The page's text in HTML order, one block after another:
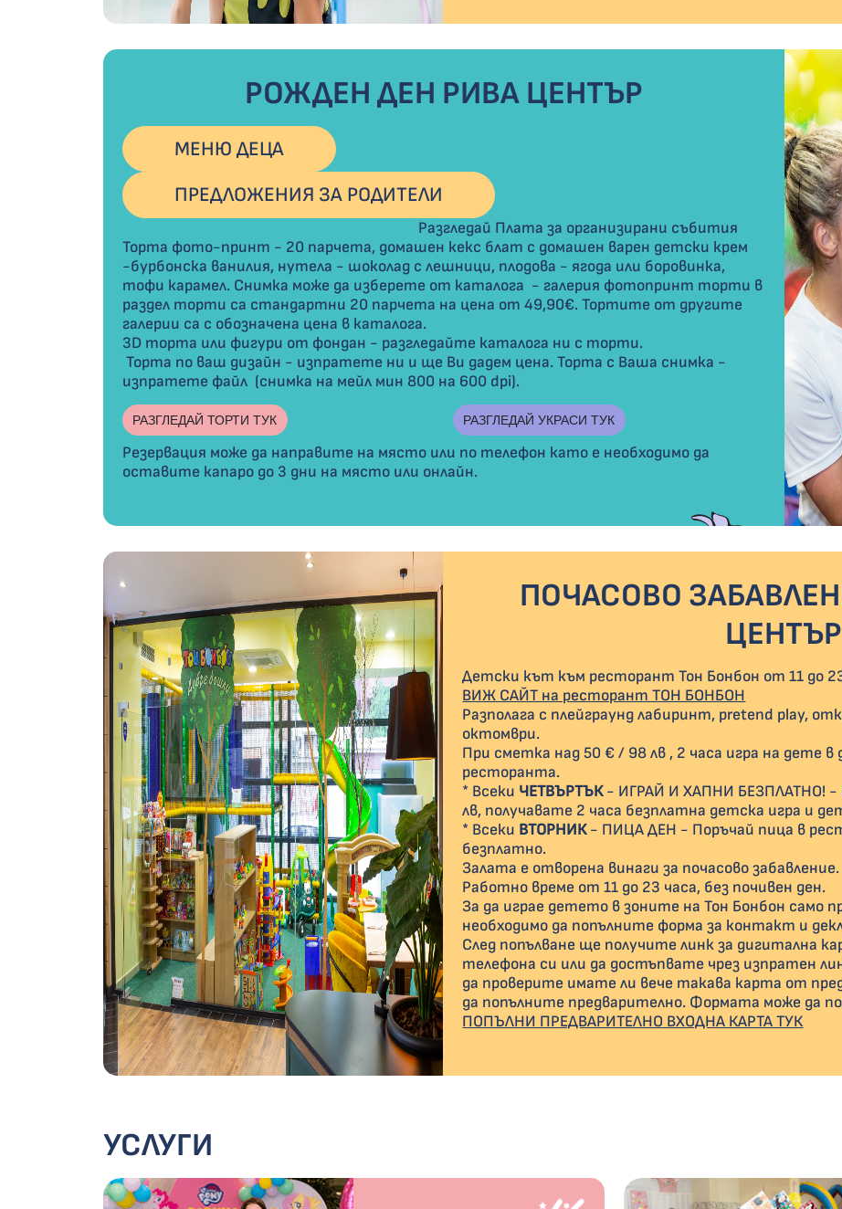
РОЖДЕН ДЕН РИВА ЦЕНТЪР
МЕНЮ ДЕЦА
ПРЕДЛОЖЕНИЯ ЗА РОДИТЕЛИ
Разгледай Плата за организирани събития
Торта фото-принт - 20 парчета, домашен кекс блат с домашен варен детски крем
-бурбонска ванилия, нутела - шоколад с лешници, плодова - ягода или боровинка,
тофи карамел. Снимка може да изберете от каталога - галерия фотопринт торти в
раздел торти са стандартни 20 парчета на цена от 49,90€. Тортите от другите
галерии са с обозначена цена в каталога.
3D торта или фигури от фондан - разгледайте каталога ни с торти.
Торта по ваш дизайн - изпратете ни и ще Ви дадем цена. Торта с Ваша снимка -
изпратете файл (снимка на мейл мин 800 на 600 dpi).
РАЗГЛЕДАЙ ТОРТИ ТУК РАЗГЛЕДАЙ УКРАСИ ТУК
Резервация може да направите на място или по телефон като е необходимо да
оставите капаро до 3 дни на място или онлайн.
ПОЧАСОВО
ЦЕНТЪР
Детски кът към ресторант Тон Бонбон от 11 до
ВИЖ САЙТ на ресторант ТОН БОНБОН
Разполага с плейграунд лабиринт, pretend play,
октомври.
При сметка над 50 € / 98 лв , 2 часа игра на дете
ресторанта.
* Всеки ЧЕТВЪРТЪК- ИГРАЙ И ХАПНИ БЕЗПЛАТНО! -
лв, получавате 2 часа безплатна детска игра и
* Всеки ВТОРНИК- ПИЦА ДЕН - Поръчай пица в
безплатно.
Залата е отворена винаги за почасово забавление.
Работно време от 11 до 23 часа, без почивен ден.
За да играе детето в зоните на Тон Бонбон само
необходимо да попълните форма за контакт и
След попълване ще получите линк за дигитална
телефона си или да достъпвате чрез изпратен
да проверите имате ли вече такава карта от
да попълните предварително. Формата може да
ПОПЪЛНИ ПРЕДВАРИТЕЛНО ВХОДНА КАРТА ТУК
УСЛУГИ